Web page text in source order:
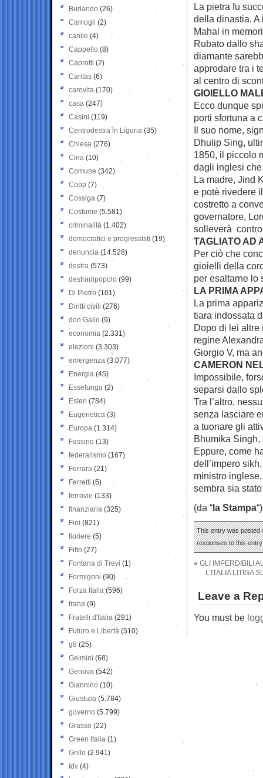
La pietra fu
della dinastia. A
Mahal in
Rubato dallo
diamante
approdare tra i
al centro di
GIOIELLO
Ecco dunque
porti sfortuna a
Il suo nome,
Dhulip Sing,
1850, il piccolo
dagli inglesi
La madre, Jind
e potè rivedere
costretto a
governatore,
solleverà
TAGLIATO AD
Per ciò che
gioielli della
per esaltarne lo
LA PRIMA
La prima
tiara indossata
Dopo di lei altre
regine
Giorgio V, ma
CAMERON
Impossibile,
separsi dallo
Tra l’altro,
senza lasciare
a tuonare gli
Bhumika
Eppure, come
dell’impero
ministro
sembra sia
(da “la Stampa“)
This entry was posted
responses to this
« GLI IMPERDIBILI
L’ITALIA LITIGA
Leave a
You must be
Burlando (26)
Camogli (2)
canile (4)
Cappello (8)
Caprotti (2)
Caritas (6)
carovita (170)
casa (247)
Casini (119)
Centrodestra in Liguria (35)
Chiesa (276)
Cina (10)
Comune (342)
Coop (7)
Cossiga (7)
Costume (5.581)
criminalità (1.402)
democratici e progressisti (19)
denuncia (14.528)
destra (573)
destradipopolo (99)
Di Pietro (101)
Diritti civili (276)
don Gallo (9)
economia (2.331)
elezioni (3.303)
emergenza (3.077)
Energia (45)
Esselunga (2)
Esteri (784)
Eugenetica (3)
Europa (1.314)
Fassino (13)
federalismo (167)
Ferrara (21)
Ferretti (6)
ferrovie (133)
finanziaria (325)
Fini (821)
fioriere (5)
Fitto (27)
Fontana di Trevi (1)
Formigoni (90)
Forza Italia (596)
frana (9)
Fratelli d'Italia (291)
Futuro e Libertà (510)
g8 (25)
Gelmini (68)
Genova (542)
Giannino (10)
Giustizia (5.784)
governo (5.799)
Grasso (22)
Green Italia (1)
Grillo (2.941)
Idv (4)